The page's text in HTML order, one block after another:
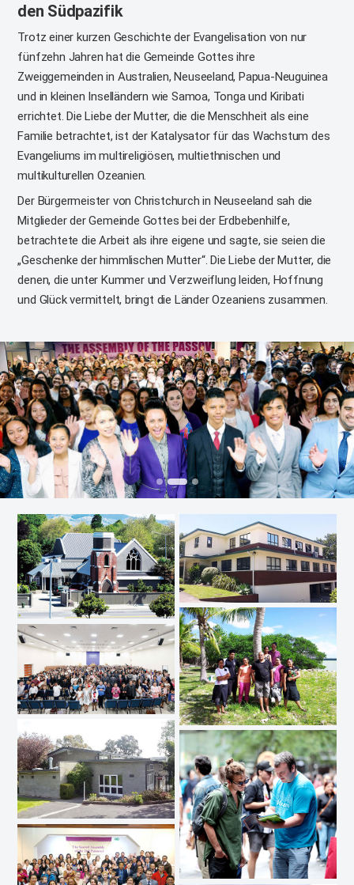
den Südpazifik
Trotz einer kurzen Geschichte der Evangelisation von nur
fünfzehn Jahren hat die Gemeinde Gottes ihre
Zweiggemeinden in Australien, Neuseeland, Papua-Neuguinea
und in kleinen Inselländern wie Samoa, Tonga und Kiribati
errichtet. Die Liebe der Mutter, die die Menschheit als eine
Familie betrachtet, ist der Katalysator für das Wachstum des
Evangeliums im multireligiösen, multiethnischen und
multikulturellen Ozeanien.
Der Bürgermeister von Christchurch in Neuseeland sah die
Mitglieder der Gemeinde Gottes bei der Erdbebenhilfe,
betrachtete die Arbeit als ihre eigene und sagte, sie seien die
„Geschenke der himmlischen Mutter“. Die Liebe der Mutter, die
denen, die unter Kummer und Verzweiflung leiden, Hoffnung
und Glück vermittelt, bringt die Länder Ozeaniens zusammen.